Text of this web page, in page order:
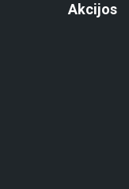
Akcijos